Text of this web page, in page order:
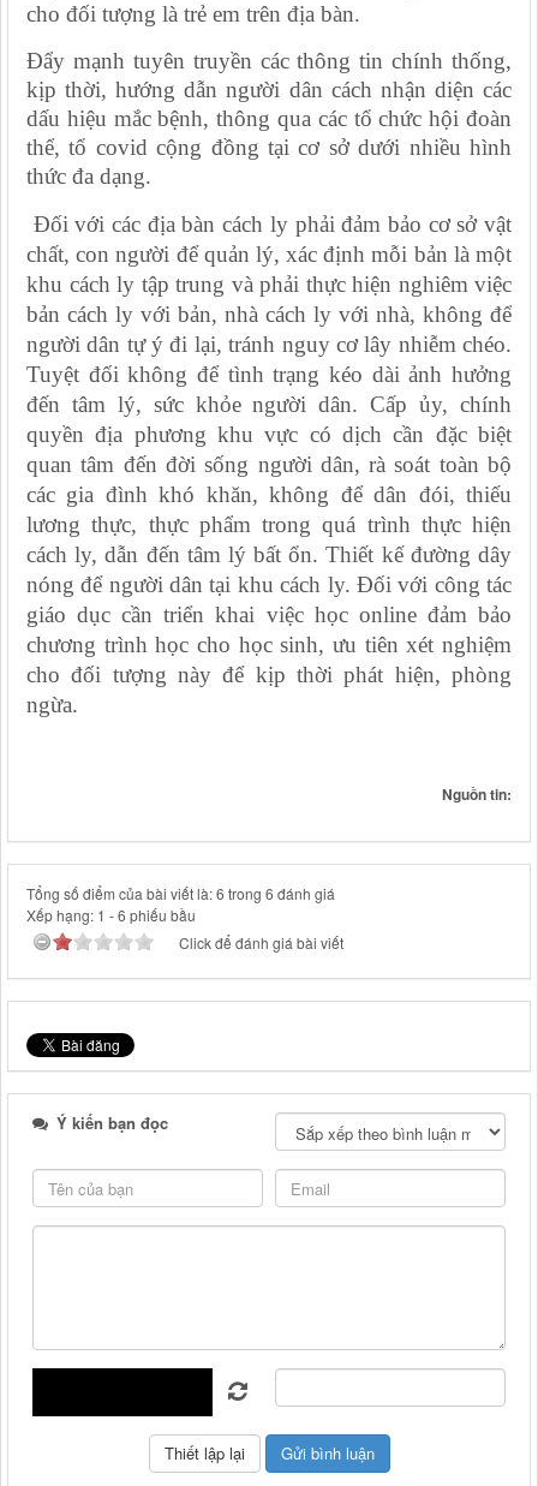
cho đối tượng là trẻ em trên địa bàn.
Đẩy mạnh tuyên truyền các thông tin chính thống,
kịp thời, hướng dẫn người dân cách nhận diện các
dấu hiệu mắc bệnh, thông qua các tổ chức hội đoàn
thể, tổ covid cộng đồng tại cơ sở dưới nhiều hình
thức đa dạng.
Đối với các địa bàn cách ly phải đảm bảo cơ sở vật
chất, con người để quản lý, xác định mỗi bản là một
khu cách ly tập trung và phải thực hiện nghiêm việc
bản cách ly với bản, nhà cách ly với nhà, không để
người dân tự ý đi lại, tránh nguy cơ lây nhiễm chéo.
Tuyệt đối không để tình trạng kéo dài ảnh hưởng
đến tâm lý, sức khỏe người dân. Cấp ủy, chính
quyền địa phương khu vực có dịch cần đặc biệt
quan tâm đến đời sống người dân, rà soát toàn bộ
các gia đình khó khăn, không để dân đói, thiếu
lương thực, thực phẩm trong quá trình thực hiện
cách ly, dẫn đến tâm lý bất ổn. Thiết kế đường dây
nóng để người dân tại khu cách ly. Đối với công tác
giáo dục cần triển khai việc học online đảm bảo
chương trình học cho học sinh, ưu tiên xét nghiệm
cho đối tượng này để kịp thời phát hiện, phòng
ngừa.
Nguồn tin:
Tổng số điểm của bài viết là: 6 trong 6 đánh giá
Xếp hạng: 1 -6 phiếu bầu
Click để đánh giá bài viết
Ý kiến bạn đọc